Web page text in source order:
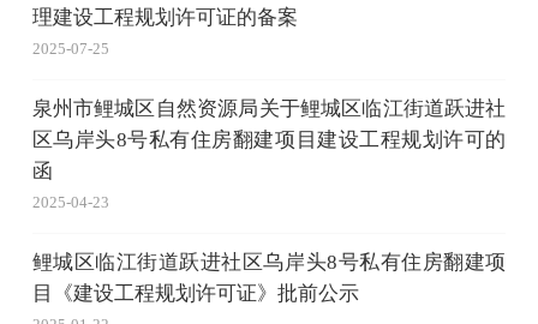
理建设工程规划许可证的备案
2025-07-25
泉州市鲤城区自然资源局关于鲤城区临江街道跃进社
区乌岸头8号私有住房翻建项目建设工程规划许可的
函
2025-04-23
鲤城区临江街道跃进社区乌岸头8号私有住房翻建项
目《建设工程规划许可证》批前公示